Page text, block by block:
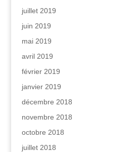
juillet 2019
juin 2019
mai 2019
avril 2019
février 2019
janvier 2019
décembre 2018
novembre 2018
octobre 2018
juillet 2018